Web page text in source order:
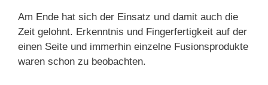
Am Ende hat sich der Einsatz und damit auch die
Zeit gelohnt. Erkenntnis und Fingerfertigkeit auf der
einen Seite und immerhin einzelne Fusionsprodukte
waren schon zu beobachten.